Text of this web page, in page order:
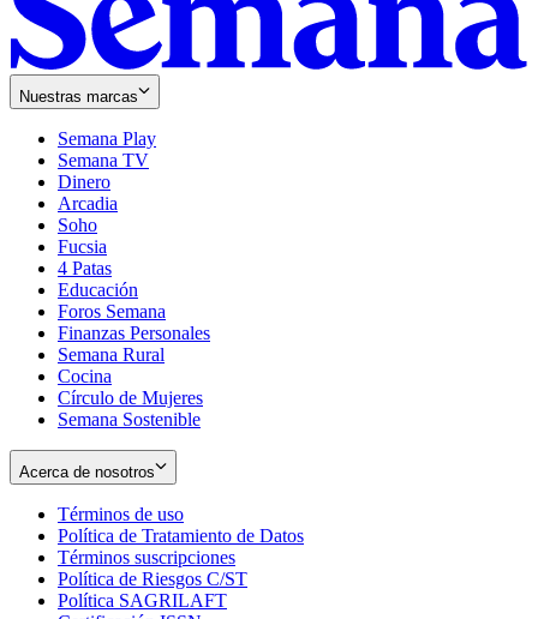
Nuestras marcas
Semana Play
Semana TV
Dinero
Arcadia
Soho
in
new
window
Fucsia
in
new
window
4 Patas
Educación
Foros Semana
Finanzas Personales
Semana Rural
Cocina
Círculo de Mujeres
Semana Sostenible
Acerca de nosotros
Términos de uso
in
new
window
Política de Tratamiento de Datos
Términos suscripciones
in
Política de Riesgos C/ST
Política SAGRILAFT